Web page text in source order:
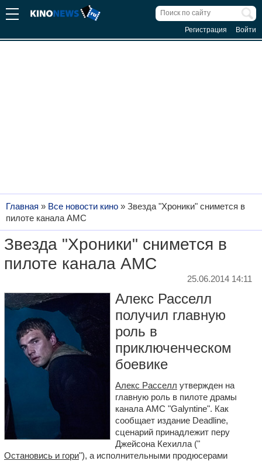
Регистрация Войти
Главная » Все новости кино » Звезда "Хроники" снимется в
пилоте канала AMC
Звезда "Хроники" снимется в
пилоте канала AMC
25.06.2014 14:11
Алекс Расселл
получил главную
роль в
приключенческом
боевике
Алекс Расселл утвержден на
главную роль в пилоте драмы
канала AMC "Galyntine". Как
сообщает издание Deadline,
сценарий принадлежит перу
Джейсона Кехилла ("
Остановись и гори"), а исполнительными продюсерами